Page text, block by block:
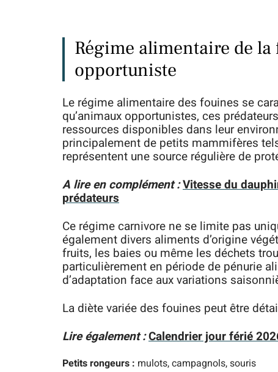
Régime alimentaire de
opportuniste
Le régime alimentaire des fouines se
qu’animaux opportunistes, ces
ressources disponibles dans leur
principalement de petits mammifères
représentent une source régulière de
A lire en complément :Vitesse du
prédateurs
Ce régime carnivore ne se limite pas
également divers aliments d’origine
fruits, les baies ou même les déchets
particulièrement en période de pénurie
d’adaptation face aux variations
La diète variée des fouines peut être
Lire également :Calendrier jour férié
Petits rongeurs : mulots, campagnols, souris